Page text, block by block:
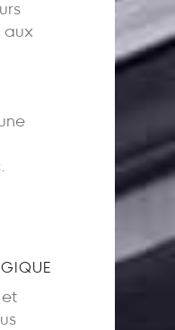
aux
et